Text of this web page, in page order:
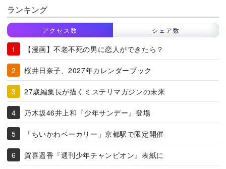
ランキング
アクセス数 シェア数
【漫画】不老不死の男に恋人ができたら？
桜井日奈子、2027年カレンダーブック
27歳編集長が描くミステリマガジンの未来
乃木坂46井上和『少年サンデー』登場
「ちいかわベーカリー」京都駅で限定開催
賀喜遥香『週刊少年チャンピオン』表紙に